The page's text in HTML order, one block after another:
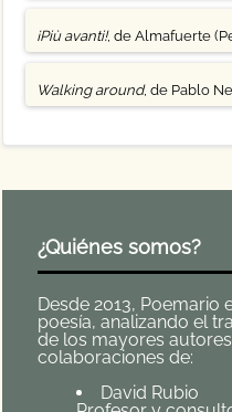
¡Più avanti!, de Almafuerte
Walking around, de Pablo
¿Quiénes somos?
Desde 2013, Poemario
poesía, analizando el
de los mayores
colaboraciones de:
David Rubio